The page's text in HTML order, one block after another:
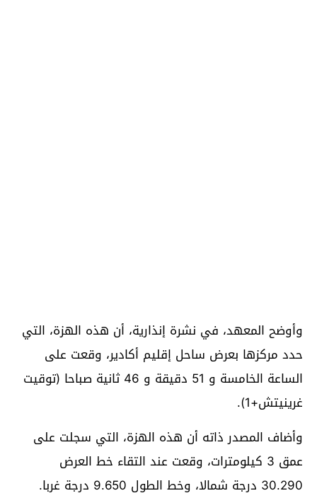
وأوضح المعهد، في نشرة إنذارية، أن هذه الهزة، التي
حدد مركزها بعرض ساحل إقليم أكادير، وقعت على
الساعة الخامسة و 51 دقيقة و 46 ثانية صباحا (توقيت
غرينيتش+1).
وأضاف المصدر ذاته أن هذه الهزة، التي سجلت على
عمق 3 كيلومترات، وقعت عند التقاء خط العرض
30.290 درجة شمالا، وخط الطول 9.650 درجة غربا.